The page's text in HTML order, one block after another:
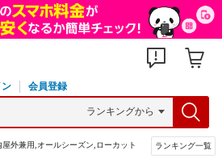
ン 会員登録
外兼用,オールシーズン,ローカット ランキング一覧